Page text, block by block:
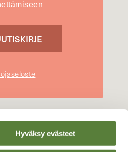
Hyväksy evästeet